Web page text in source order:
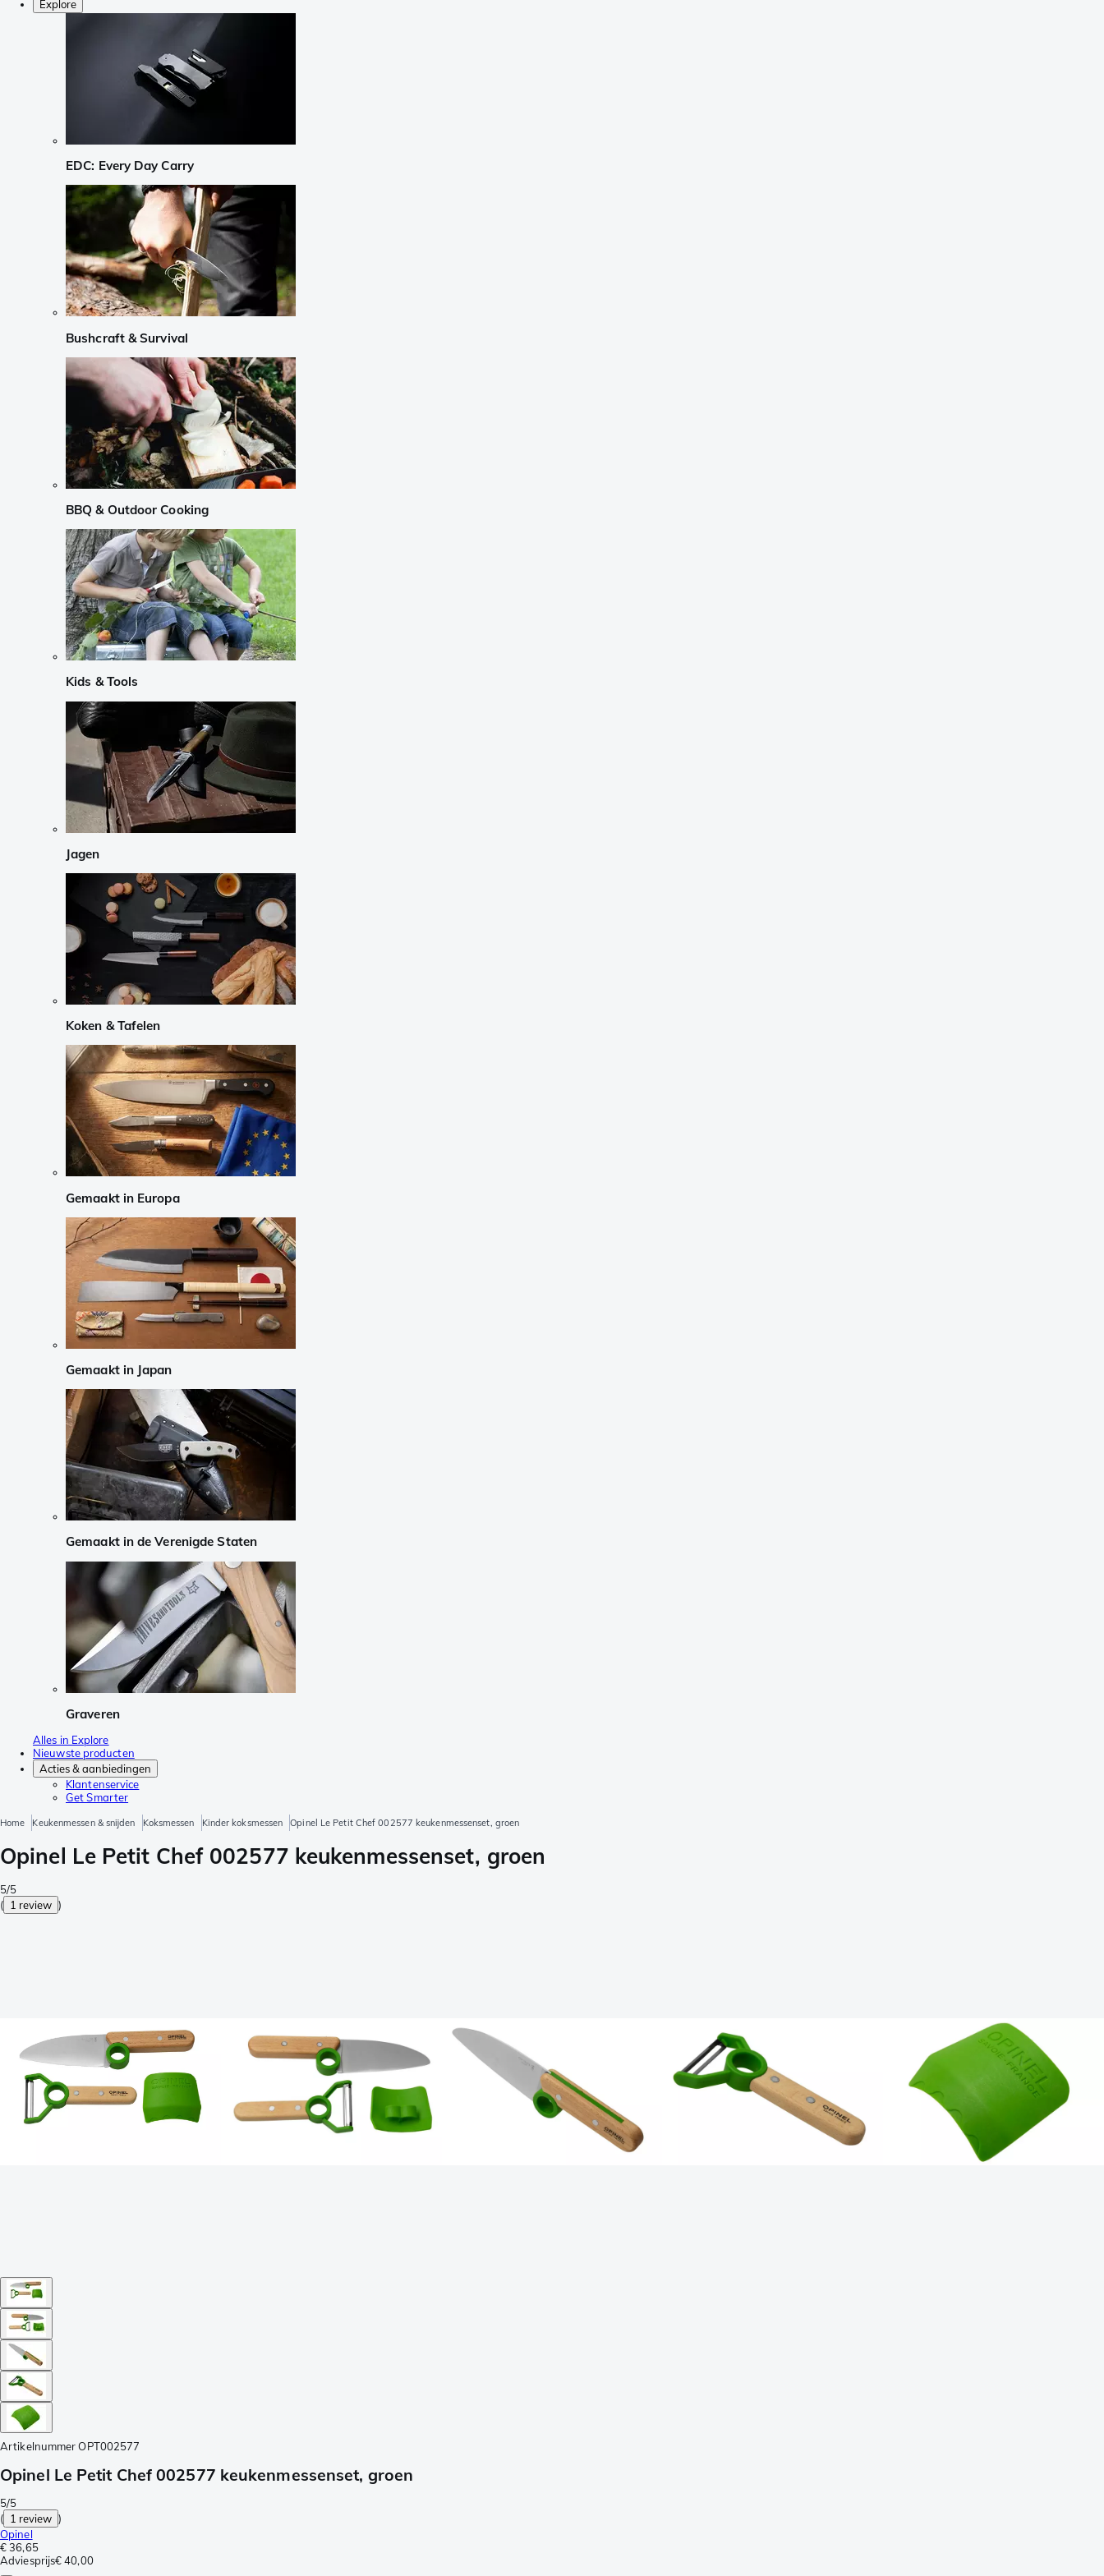
Explore
EDC: Every Day Carry
Bushcraft & Survival
BBQ & Outdoor Cooking
Kids & Tools
Jagen
Koken & Tafelen
Gemaakt in Europa
Gemaakt in Japan
Gemaakt in de Verenigde Staten
Graveren
Alles in Explore
Nieuwste producten
Acties & aanbiedingen
Klantenservice
Get Smarter
Home Keukenmessen & snijden Koksmessen Kinder koksmessen Opinel Le Petit Chef 002577 keukenmessenset, groen
Opinel Le Petit Chef 002577 keukenmessenset, groen
5/5
( 1 review )
Artikelnummer OPT002577
Opinel Le Petit Chef 002577 keukenmessenset, groen
5/5
( 1 review )
Opinel
€ 36,65
Adviesprijs€ 40,00